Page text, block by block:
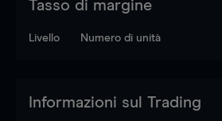
Tasso di margine
Livello Numero di unità
Informazioni sul Trading